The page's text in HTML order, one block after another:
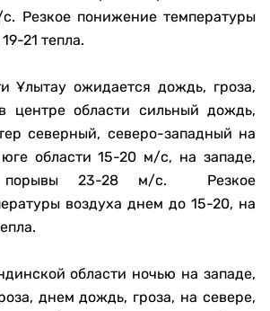
Резкое понижение температуры
21 тепла.
Ұлытау ожидается дождь, гроза,
центре области сильный дождь,
северный, северо-западный на
области 15-20 м/с, на западе,
порывы 23-28 м/с. Резкое
воздуха днем до 15-20, на
области ночью на западе,
днем дождь, гроза, на севере,